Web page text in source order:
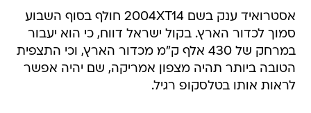
אסטרואיד ענק בשם 2004XT14 חולף בסוף השבוע
סמוך לכדור הארץ. בקול ישראל דווח, כי הוא יעבור
במרחק של 430 אלף ק"מ מכדור הארץ, וכי התצפית
הטובה ביותר תהיה מצפון אמריקה, שם יהיה אפשר
לראות אותו בטלסקופ רגיל.